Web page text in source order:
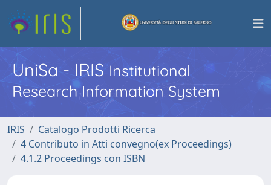
UniSa - IRISInstitutional
Research Information System
IRIS
Catalogo Prodotti Ricerca
4 Contributo in Atti convegno(ex Proceedings)
4.1.2 Proceedings con ISBN